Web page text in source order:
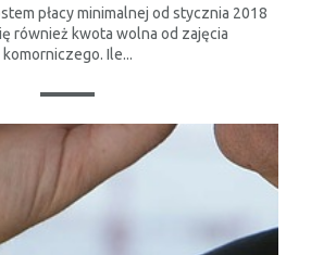
płacy minimalnej od stycznia 2018
również kwota wolna od zajęcia
komorniczego. Ile...